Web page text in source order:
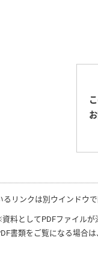
るリンクは別ウインドウ
料としてPDFファイルが
書類をご覧になる場合は